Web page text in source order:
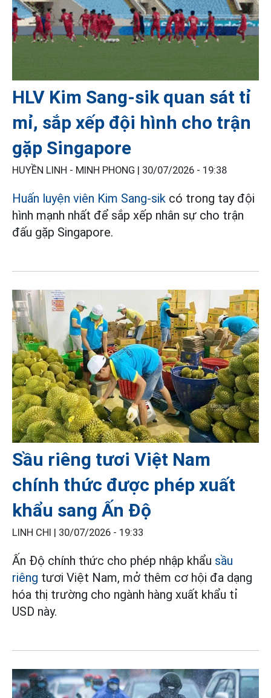
HLV Kim Sang-sik quan sát tỉ
mỉ, sắp xếp đội hình cho trận
gặp Singapore
HUYỀN LINH - MINH PHONG | 30/07/2026 - 19:38
Huấn luyện viên Kim Sang-sik có trong tay đội
hình mạnh nhất để sắp xếp nhân sự cho trận
đấu gặp Singapore.
Sầu riêng tươi Việt Nam
chính thức được phép xuất
khẩu sang Ấn Độ
LINH CHI | 30/07/2026 - 19:33
Ấn Độ chính thức cho phép nhập khẩu sầu
riêng tươi Việt Nam, mở thêm cơ hội đa dạng
hóa thị trường cho ngành hàng xuất khẩu tỉ
USD này.